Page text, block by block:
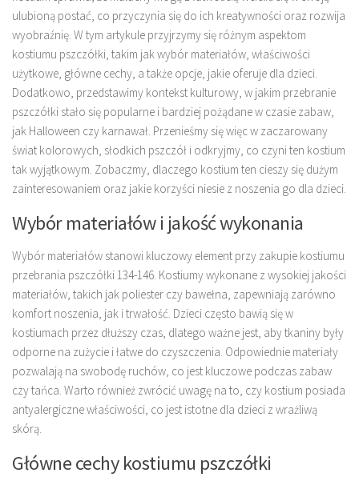
ulubioną postać, co przyczynia się do ich kreatywności oraz rozwija
wyobraźnię. W tym artykule przyjrzymy się różnym aspektom
kostiumu pszczółki, takim jak wybór materiałów, właściwości
użytkowe, główne cechy, a także opcje, jakie oferuje dla dzieci.
Dodatkowo, przedstawimy kontekst kulturowy, w jakim przebranie
pszczółki stało się popularne i bardziej pożądane w czasie zabaw,
jak Halloween czy karnawał. Przenieśmy się więc w zaczarowany
świat kolorowych, słodkich pszczół i odkryjmy, co czyni ten kostium
tak wyjątkowym. Zobaczmy, dlaczego kostium ten cieszy się dużym
zainteresowaniem oraz jakie korzyści niesie z noszenia go dla dzieci.
Wybór materiałów i jakość wykonania
Wybór materiałów stanowi kluczowy element przy zakupie kostiumu
przebrania pszczółki 134-146. Kostiumy wykonane z wysokiej jakości
materiałów, takich jak poliester czy bawełna, zapewniają zarówno
komfort noszenia, jak i trwałość. Dzieci często bawią się w
kostiumach przez dłuższy czas, dlatego ważne jest, aby tkaniny były
odporne na zużycie i łatwe do czyszczenia. Odpowiednie materiały
pozwalają na swobodę ruchów, co jest kluczowe podczas zabaw
czy tańca. Warto również zwrócić uwagę na to, czy kostium posiada
antyalergiczne właściwości, co jest istotne dla dzieci z wrażliwą
skórą.
Główne cechy kostiumu pszczółki